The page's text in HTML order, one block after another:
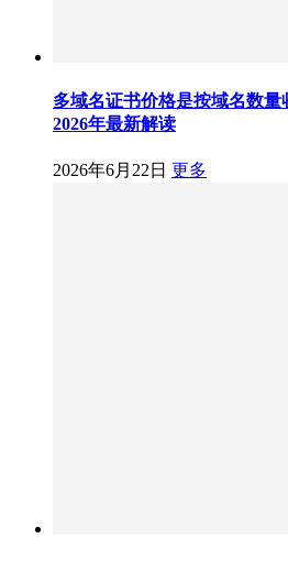
多域名证书价格是按域名数量
2026年最新解读
2026年6月22日 更多